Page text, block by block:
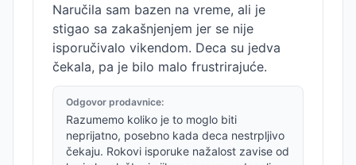
Naručila sam bazen na vreme, ali je
stigao sa zakašnjenjem jer se nije
isporučivalo vikendom. Deca su jedva
čekala, pa je bilo malo frustrirajuće.
Odgovor prodavnice:
Razumemo koliko je to moglo biti
neprijatno, posebno kada deca nestrpljivo
čekaju. Rokovi isporuke nažalost zavise od